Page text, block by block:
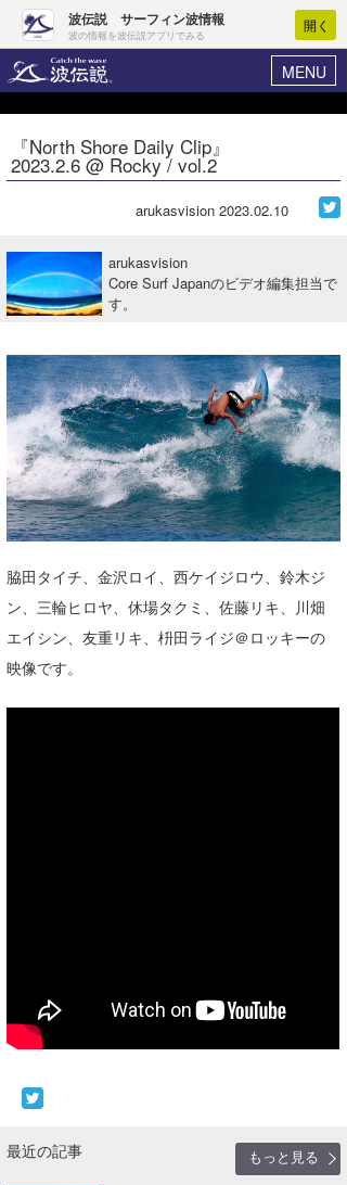
波伝説 サーフィン波情報
波の情報を波伝説アプリでみる
開く
MENU
ヘルプ マイホーム
ログイン
波情報･概況
WAVE HUNTER 波予想ツール
ニュース
サーフィンエリアガイド
会員メニュー
今月のプレゼント
『North Shore Daily Clip』
2023.2.6 @ Rocky / vol.2
arukasvision 2023.02.10
arukasvision
Core Surf Japanのビデオ編集担当で
す。
脇田タイチ、金沢ロイ、西ケイジロウ、鈴木ジ
ン、三輪ヒロヤ、休場タクミ、佐藤リキ、川畑
エイシン、友重リキ、枡田ライジ＠ロッキーの
映像です。
最近の記事
もっと見る
Core Surf Japan
アート＆エンタメ
トラベル
ショップ情報
ショップ情報
湘南
千葉北
伊豆
千葉南
大阪
ウラナミ
お知らせ
その他
VOTE!
Core Surf Japan